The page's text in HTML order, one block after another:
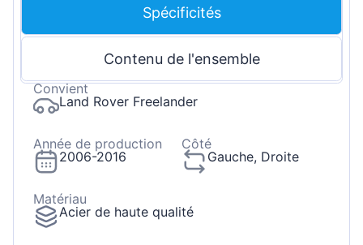
Spécificités
Contenu de l'ensemble
Convient
Land Rover Freelander
Année de production
2006-2016
Côté
Gauche, Droite
Matériau
Acier de haute qualité